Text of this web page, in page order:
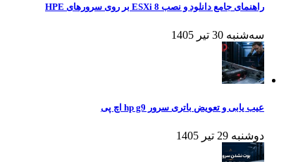
راهنمای جامع دانلود و نصب ESXi 8 بر روی سرورهای HPE
سه‌شنبه 30 تیر 1405
عیب یابی و تعویض باتری سرور hp g9 اچ پی
دوشنبه 29 تیر 1405